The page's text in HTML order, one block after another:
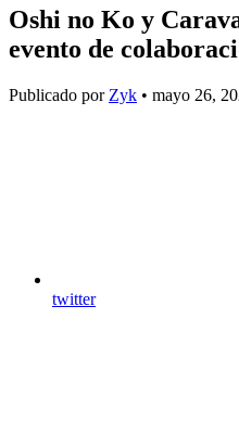
Oshi no Ko y
evento de
Publicado por Zyk • mayo 26,
twitter